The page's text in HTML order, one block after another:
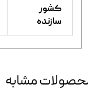
کشور
سازنده
مشابه